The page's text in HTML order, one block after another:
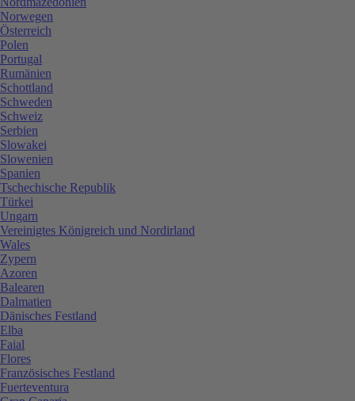
Norwegen
Österreich
Polen
Portugal
Rumänien
Schottland
Schweden
Schweiz
Serbien
Slowakei
Slowenien
Spanien
Tschechische Republik
Türkei
Ungarn
Vereinigtes Königreich und Nordirland
Wales
Zypern
Azoren
Balearen
Dalmatien
Dänisches Festland
Elba
Faial
Flores
Französisches Festland
Fuerteventura